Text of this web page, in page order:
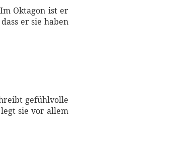
Oktagon ist er
er sie haben
gefühlvolle
sie vor allem